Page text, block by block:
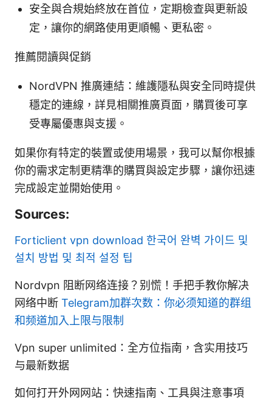
安全與合規始終放在首位，定期檢查與更新設
定，讓你的網路使用更順暢、更私密。
推薦閱讀與促銷
NordVPN 推廣連結：維護隱私與安全同時提供
穩定的連線，詳見相關推廣頁面，購買後可享
受專屬優惠與支援。
如果你有特定的裝置或使用場景，我可以幫你根據
你的需求定制更精準的購買與設定步驟，讓你迅速
完成設定並開始使用。
Sources:
Forticlient vpn download 한국어 완벽 가이드 및
설치 방법 및 최적 설정 팁
Nordvpn 阻断网络连接？别慌！手把手教你解决
网络中断 Telegram加群次数：你必须知道的群组
和频道加入上限与限制
Vpn super unlimited：全方位指南，含实用技巧
与最新数据
如何打开外网网站：快速指南、工具與注意事項